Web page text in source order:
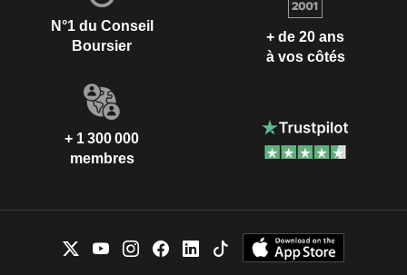
N°1 du Conseil
Boursier
+ de 20 ans
à vos côtés
+ 1 300 000
membres